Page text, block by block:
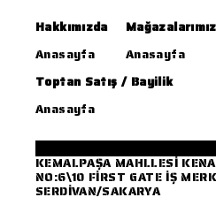
Hakkımızda
Anasayfa
Mağazalarımız
Anasayfa
Toptan Satış / Bayilik
Anasayfa
KEMALPAŞA MAHLLESİ
NO:6\10 FİRST GATE İŞ
SERDİVAN/SAKARYA